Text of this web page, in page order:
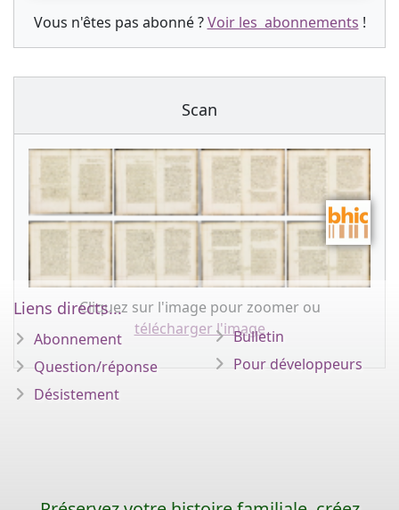
Vous n'êtes pas abonné ?Voir les abonnements !
Scan
Cliquez sur l'image pour zoomer ou
télécharger l'image
Liens directs...
Abonnement
Question/réponse
Désistement
Bulletin
Pour développeurs